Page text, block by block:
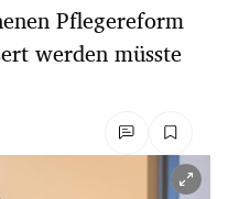
Pflegereform
werden müsste